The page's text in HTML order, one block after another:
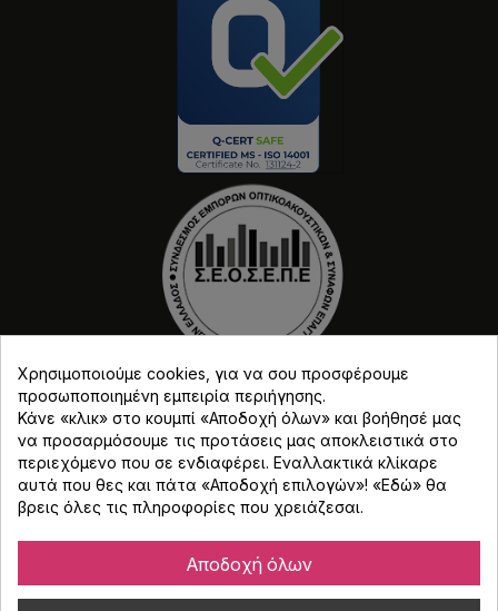
Copyright © Djmania 2026 / Οι τιμές περιλαμβάνουν
Χρησιμοποιούμε cookies, για να σου προσφέρουμε
προσωποποιημένη εμπειρία περιήγησης.
Κάνε «κλικ» στο κουμπί «Αποδοχή όλων» και βοήθησέ μας
να προσαρμόσουμε τις προτάσεις μας αποκλειστικά στο
περιεχόμενο που σε ενδιαφέρει. Εναλλακτικά κλίκαρε
αυτά που θες και πάτα «Αποδοχή επιλογών»! «Εδώ» θα
βρεις όλες τις πληροφορίες που χρειάζεσαι.
Αποδοχή όλων